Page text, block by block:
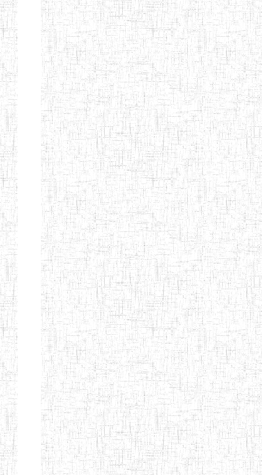
Afficher Page 4 sur 13 Total: 307
Début Préc. 1 2 3 4 5
6
Suivant
Fin
ENIEG PRIVEE
BILINGUE LES
BOSONS
04/08/2010 ENIEG
ENIEG BILINGUE
LE NORMALIEN
CITOYEN
01/08/2014 ENIEG
ENIEG BILINGUE
CLAIRE
FONTAINE
03/10/2012 ENIEG
Etablissements
d'enseignement
secondaire
technique
et
professionnel